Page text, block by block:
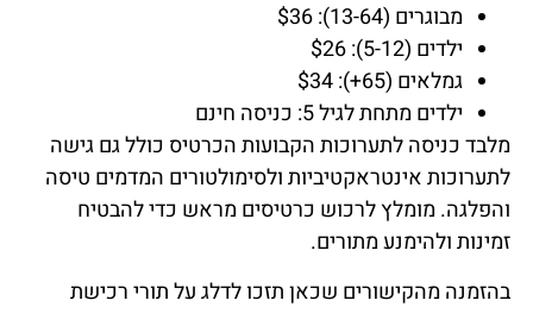
מבוגרים (13-64): $36
ילדים (5-12): $26
גמלאים (65+): $34
ילדים מתחת לגיל 5: כניסה חינם
מלבד כניסה לתערוכות הקבועות הכרטיס כולל גם גישה
לתערוכות אינטראקטיביות ולסימולטורים המדמים טיסה
והפלגה. מומלץ לרכוש כרטיסים מראש כדי להבטיח
זמינות ולהימנע מתורים.
בהזמנה מהקישורים שכאן תזכו לדלג על תורי רכישת